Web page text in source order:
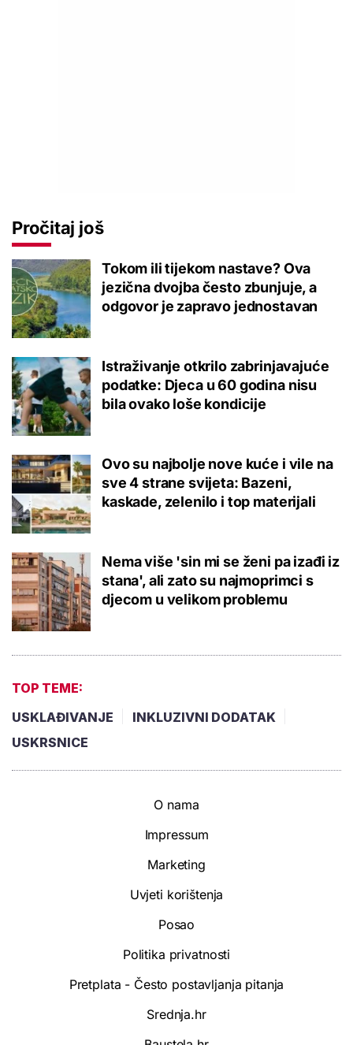
Pročitaj još
Tokom ili tijekom nastave? Ova
jezična dvojba često zbunjuje, a
odgovor je zapravo jednostavan
Istraživanje otkrilo zabrinjavajuće
podatke: Djeca u 60 godina nisu
bila ovako loše kondicije
Ovo su najbolje nove kuće i vile na
sve 4 strane svijeta: Bazeni,
kaskade, zelenilo i top materijali
Nema više 'sin mi se ženi pa izađi iz
stana', ali zato su najmoprimci s
djecom u velikom problemu
TOP TEME:
USKLAĐIVANJE
INKLUZIVNI DODATAK
USKRSNICE
O nama
Impressum
Marketing
Uvjeti korištenja
Posao
Politika privatnosti
Pretplata - Često postavljanja pitanja
Srednja.hr